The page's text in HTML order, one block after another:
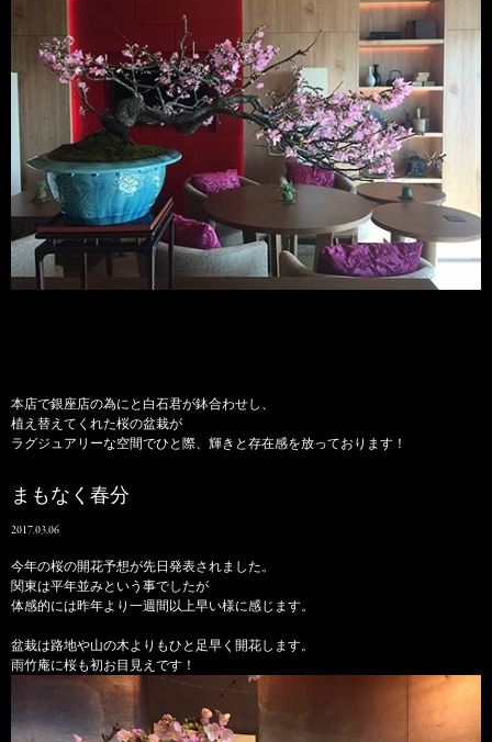
本店で銀座店の為にと白石君が鉢合わせし、
植え替えてくれた桜の盆栽が
ラグジュアリーな空間でひと際、輝きと存在感を放っております！
まもなく春分
2017.03.06
今年の桜の開花予想が先日発表されました。
関東は平年並みという事でしたが
体感的には昨年より一週間以上早い様に感じます。
盆栽は路地や山の木よりもひと足早く開花します。
雨竹庵に桜も初お目見えです！